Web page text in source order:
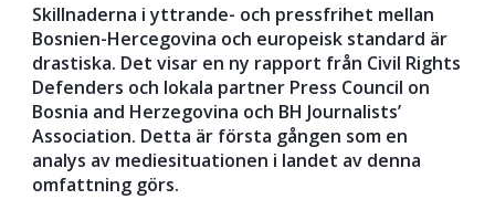
Skillnaderna i yttrande- och pressfrihet mellan
Bosnien-Hercegovina och europeisk standard är
drastiska. Det visar en ny rapport från Civil Rights
Defenders och lokala partner Press Council on
Bosnia and Herzegovina och BH Journalists’
Association. Detta är första gången som en
analys av mediesituationen i landet av denna
omfattning görs.